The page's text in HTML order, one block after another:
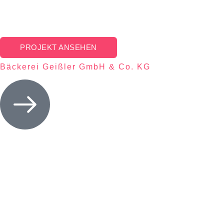
PROJEKT ANSEHEN
Bäckerei Geißler GmbH & Co. KG